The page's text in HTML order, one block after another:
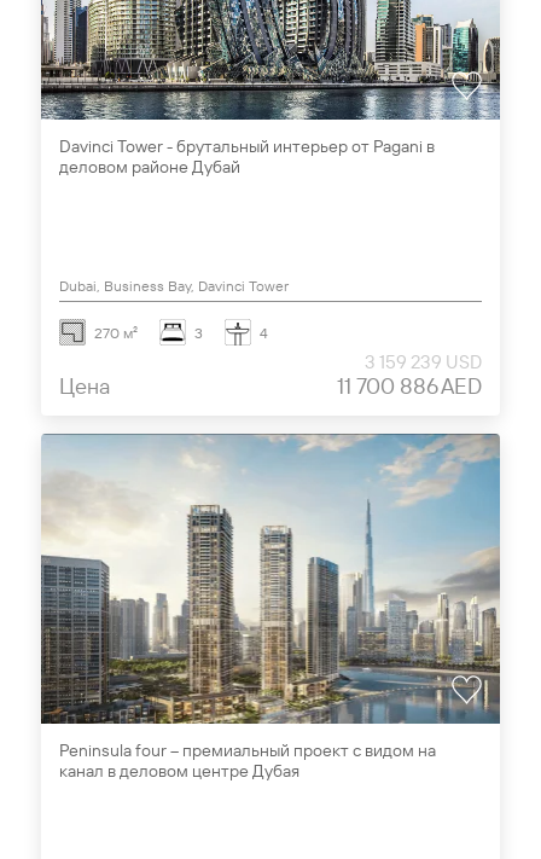
Davinci Tower - брутальный интерьер от Pagani в
деловом районе Дубай
Dubai, Business Bay, Davinci Tower
270 м² 3 4
Цена
3 159 239 USD
11 700 886 AED
Peninsula four – премиальный проект с видом на
канал в деловом центре Дубая